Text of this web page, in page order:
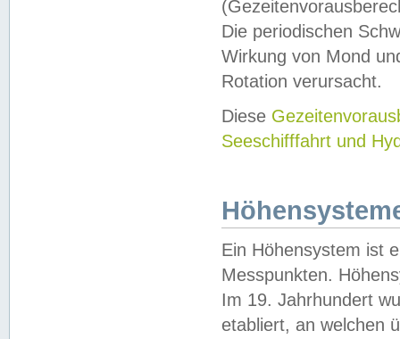
Die periodischen
Wirkung von Mond
Rotation verursacht.
Diese
Seeschifffahrt und
Ein Höhensystem ist
Messpunkten.
Im 19. Jahrhundert
etabliert, an welchen